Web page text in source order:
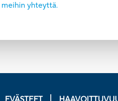
meihin yhteyttä.